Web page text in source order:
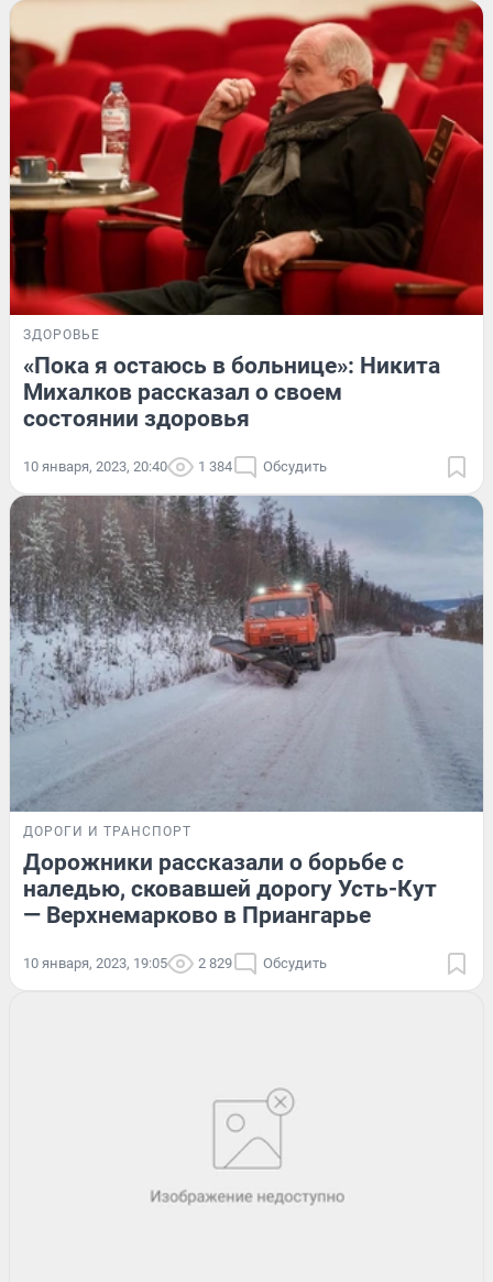
ЗДОРОВЬЕ
«Пока я остаюсь в больнице»: Никита
Михалков рассказал о своем
состоянии здоровья
10 января, 2023, 20:40 1 384 Обсудить
ДОРОГИ И ТРАНСПОРТ
Дорожники рассказали о борьбе с
наледью, сковавшей дорогу Усть-Кут
— Верхнемарково в Приангарье
10 января, 2023, 19:05 2 829 Обсудить